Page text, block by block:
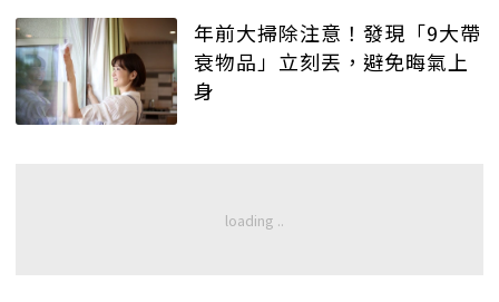
年前大掃除注意！發現「9大帶
衰物品」立刻丟，避免晦氣上
身